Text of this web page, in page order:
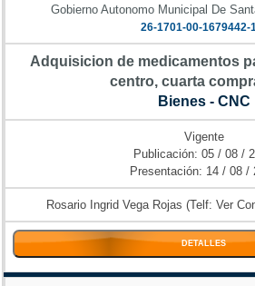
Gobierno Autonomo Municipal De
26-1701-00-1679442-
Adquisicion de medicamentos
centro, cuarta
Bienes - CNC
Vigente
Publicación: 05 / 08 /
Presentación: 14 / 08 /
Rosario Ingrid Vega Rojas (Telf: Ver
DETALLES